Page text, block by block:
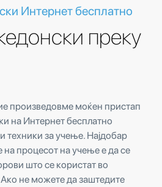
Интернет бесплатно
преку
произведовме моќен пристап
на Интернет бесплатно
техники за учење. Најдобар
процесот на учење е да се
што се користат во
не можете да заштедите